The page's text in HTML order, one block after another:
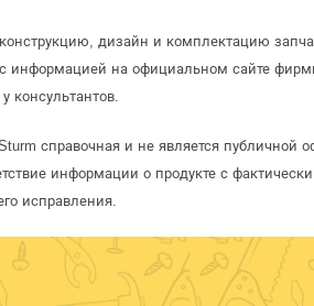
дизайн и комплектацию
информацией на официальном сайте
консультантов.
справочная и не является публичной
информации о продукте с
исправления.